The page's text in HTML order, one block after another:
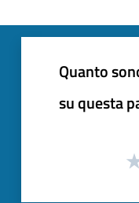
Quanto
su questa